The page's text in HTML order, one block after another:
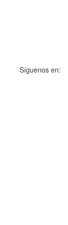
Síguenos en: